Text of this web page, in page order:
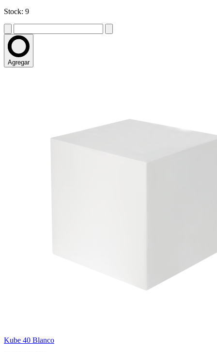
Stock: 9
Agregar
Kube 40 Blanco